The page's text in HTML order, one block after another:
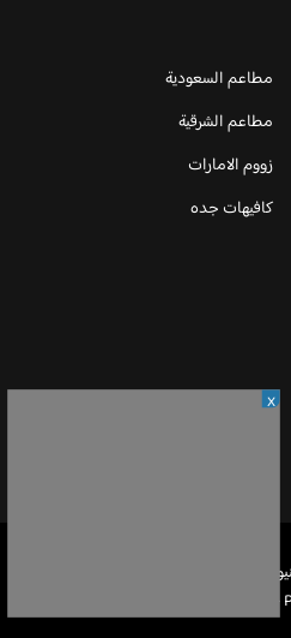
مطاعم السعودية
مطاعم الشرقية
زووم الامارات
كافيهات جده
السعودية © 2026 -
X